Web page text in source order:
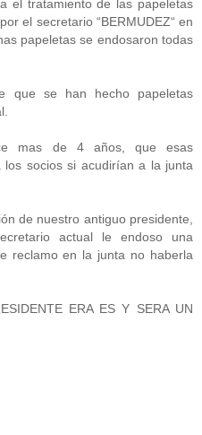
el tratamiento de las papeletas
el secretario “BERMUDEZ“ en
papeletas se endosaron todas
que se han hecho papeletas
mas de 4 años, que esas
los socios si acudirían a la junta
de nuestro antiguo presidente,
actual le endoso una
reclamo en la junta no haberla
ERA ES Y SERA UN